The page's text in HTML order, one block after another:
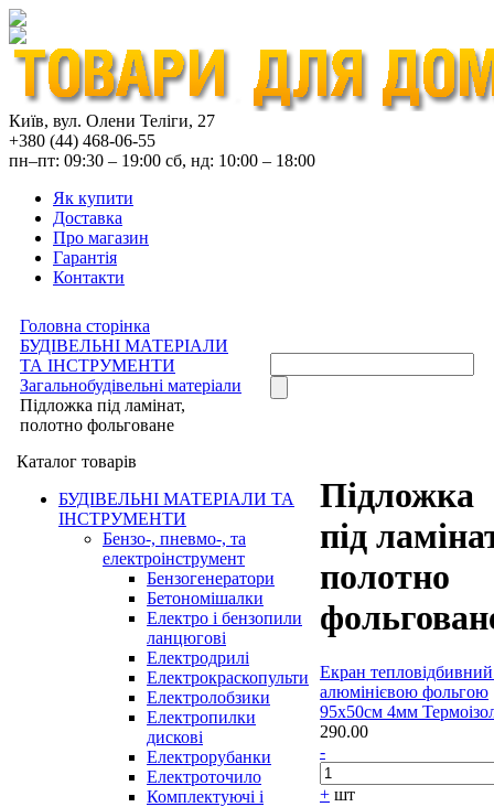
Київ, вул. Олени Теліги, 27
+380 (44) 468-06-55
пн–пт: 09:30 – 19:00 сб, нд: 10:00 – 18:00
Як купити
Доставка
Про магазин
Гарантія
Контакти
Головна сторінка
БУДІВЕЛЬНІ МАТЕРІАЛИ
ТА ІНСТРУМЕНТИ
Загальнобудівельні матеріали
Підложка під ламінат,
полотно фольговане
Каталог товарів
БУДІВЕЛЬНІ МАТЕРІАЛИ ТА
ІНСТРУМЕНТИ
Бензо-, пневмо-, та
електроінструмент
Бензогенератори
Бетономішалки
Електро і бензопили
ланцюгові
Електродрилі
Електрокраскопульти
Електролобзики
Електропилки
дискові
Електрорубанки
Електроточило
Комплектуючі і
Підложка
під
полотно
Екран тепловідбивний
алюмінієвою фольгою
95х50см 4мм
290.00
-
+ шт